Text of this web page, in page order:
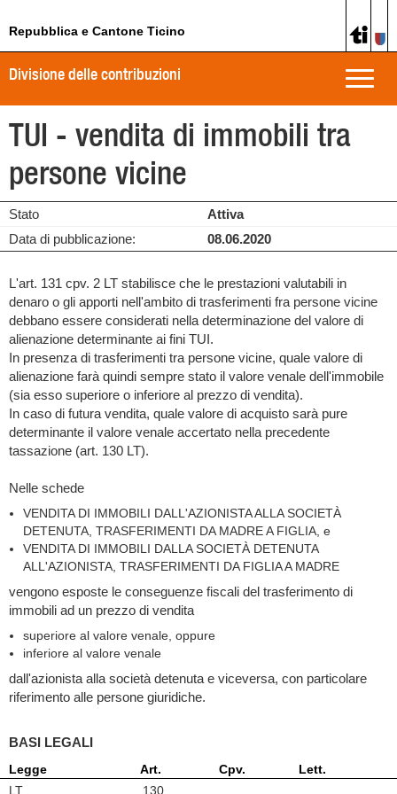
Repubblica e Cantone Ticino
Toggle
Divisione delle contribuzioni
TUI - vendita di immobili tra
persone vicine
Stato
Attiva
Data di pubblicazione:
08.06.2020
L'art. 131 cpv. 2 LT stabilisce che le prestazioni valutabili in
denaro o gli apporti nell'ambito di trasferimenti fra persone vicine
debbano essere considerati nella determinazione del valore di
alienazione determinante ai fini TUI.
In presenza di trasferimenti tra persone vicine, quale valore di
alienazione farà quindi sempre stato il valore venale dell'immobile
(sia esso superiore o inferiore al prezzo di vendita).
In caso di futura vendita, quale valore di acquisto sarà pure
determinante il valore venale accertato nella precedente
tassazione (art. 130 LT).
Nelle schede
VENDITA DI IMMOBILI DALL'AZIONISTA ALLA SOCIETÀ
DETENUTA, TRASFERIMENTI DA MADRE A FIGLIA, e
VENDITA DI IMMOBILI DALLA SOCIETÀ DETENUTA
ALL'AZIONISTA, TRASFERIMENTI DA FIGLIA A MADRE
vengono esposte le conseguenze fiscali del trasferimento di
immobili ad un prezzo di vendita
superiore al valore venale, oppure
inferiore al valore venale
dall'azionista alla società detenuta e viceversa, con particolare
riferimento alle persone giuridiche.
BASI LEGALI
Legge Art. Cpv.
Lett.
LT
130